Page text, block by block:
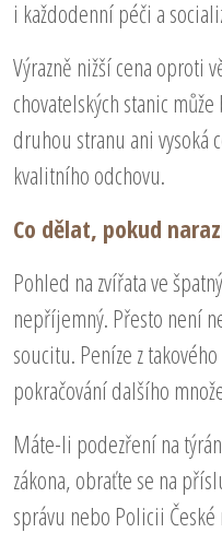
i každodenní péči a
Výrazně nižší cena oproti
chovatelských stanic
druhou stranu ani vysoká
kvalitního odchovu.
Co dělat, pokud
Pohled na zvířata ve
nepříjemný. Přesto není
soucitu. Peníze z
pokračování dalšího
Máte-li podezření na
zákona, obraťte se na
správu nebo Policii